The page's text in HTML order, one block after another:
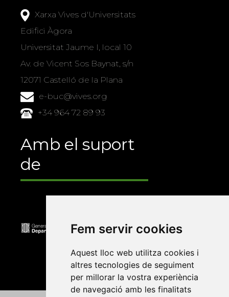
Fem servir cookies
Aquest lloc web utilitza cookies i
altres tecnologies de seguiment
per millorar la vostra experiència
de navegació amb les finalitats
Xarxa Vives d'Universitats
Edifici Àgora
Universitat Jaume I, local 10
Av. de Vicent Sos Baynat, s/n
12071 Castelló de la Plana
e-buc@vives.org
+34 964 72 89 93
Amb el suport
de